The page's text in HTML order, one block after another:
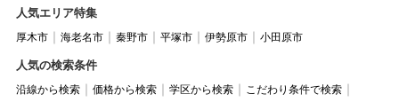
人気エリア特集
厚木市 海老名市 秦野市 平塚市 伊勢原市 小田原市
人気の検索条件
沿線から検索 価格から検索 学区から検索
こだわり条件で検索